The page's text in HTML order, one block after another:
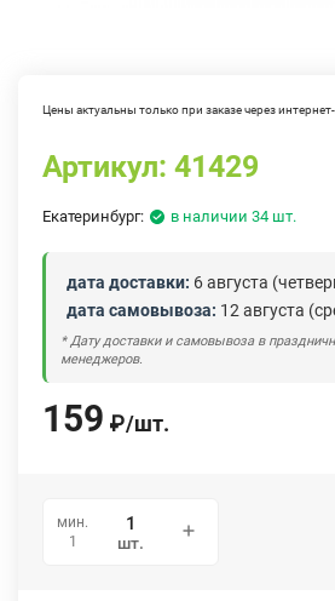
Цены актуальны только при заказе через
Артикул: 41429
Екатеринбург: в наличии 34 шт.
дата доставки: 6 августа
дата самовывоза: 12 августа
* Дату доставки и самовывоза в
менеджеров.
159 ₽/шт.
мин.
1
шт.